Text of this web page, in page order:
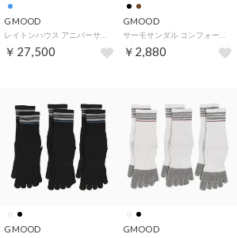
GMOOD
￥27,500
GMOOD
￥2,880
GMOOD GMOOD